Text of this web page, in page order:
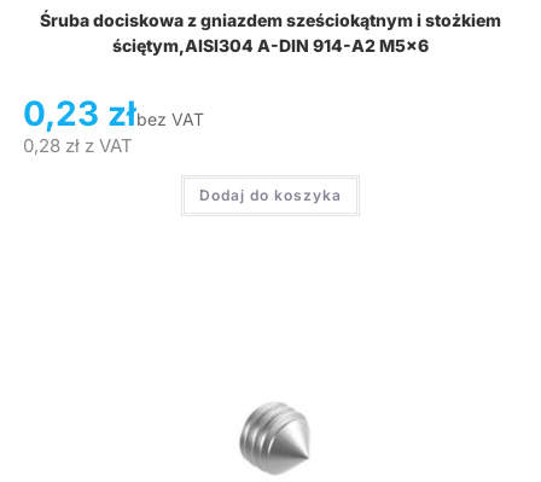
Śruba dociskowa z gniazdem sześciokątnym i stożkiem
ściętym,AISI304 A-DIN 914-A2 M5x6
0,23 złbez VAT
0,28 złz VAT
Dodaj do koszyka